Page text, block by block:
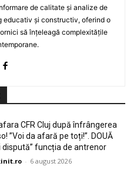
de calitate și analize de
educativ și constructiv, oferind o
să înțeleagă complexitățile
CFR Cluj după înfrângerea
”Voi da afară pe toți!”. DOUĂ
dispută” funcția de antrenor
- 6 august 2026